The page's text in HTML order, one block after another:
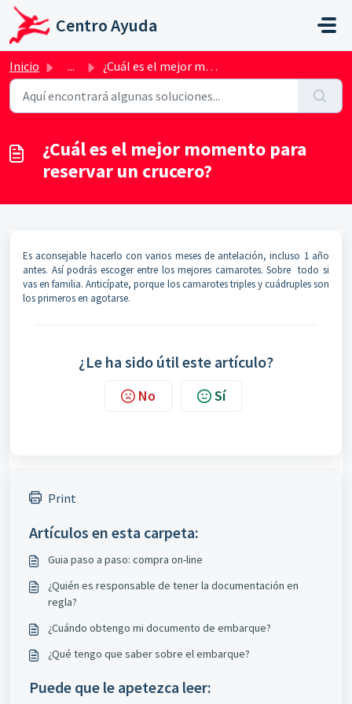
Saltar al contenido principal
Centro Ayuda
Inicio ... ¿Cuál es el mejor momento para reservar un crucero?
¿Cuál es el mejor momento para
reservar un crucero?
Es aconsejable hacerlo con varios meses de antelación, incluso 1 año
antes. Así podrás escoger entre los mejores camarotes. Sobre todo si
vas en familia. Anticípate, porque los camarotes triples y cuádruples son
los primeros en agotarse.
¿Le ha sido útil este artículo?
No Sí
Print
Artículos en esta carpeta:
Guia paso a paso: compra on-line
¿Quién es responsable de tener la documentación en
regla?
¿Cuándo obtengo mi documento de embarque?
¿Qué tengo que saber sobre el embarque?
Puede que le apetezca leer: